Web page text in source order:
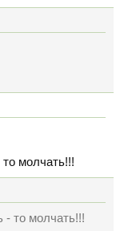
молчать!!!
- то молчать!!!